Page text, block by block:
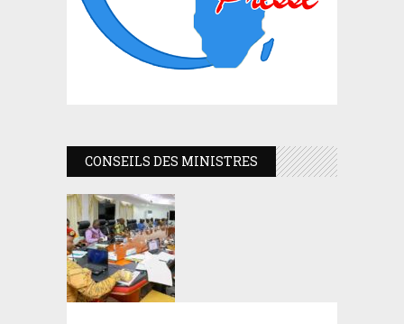
CONSEILS DES MINISTRES